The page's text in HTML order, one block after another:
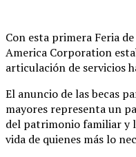
Con esta primera Feria
America Corporation
articulación de servicios
El anuncio de las becas
mayores representa un
del patrimonio familiar y
vida de quienes más lo